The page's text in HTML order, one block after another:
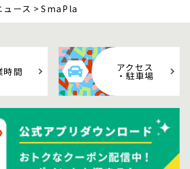
ース SmaPla
時間 アクセス
・駐車場